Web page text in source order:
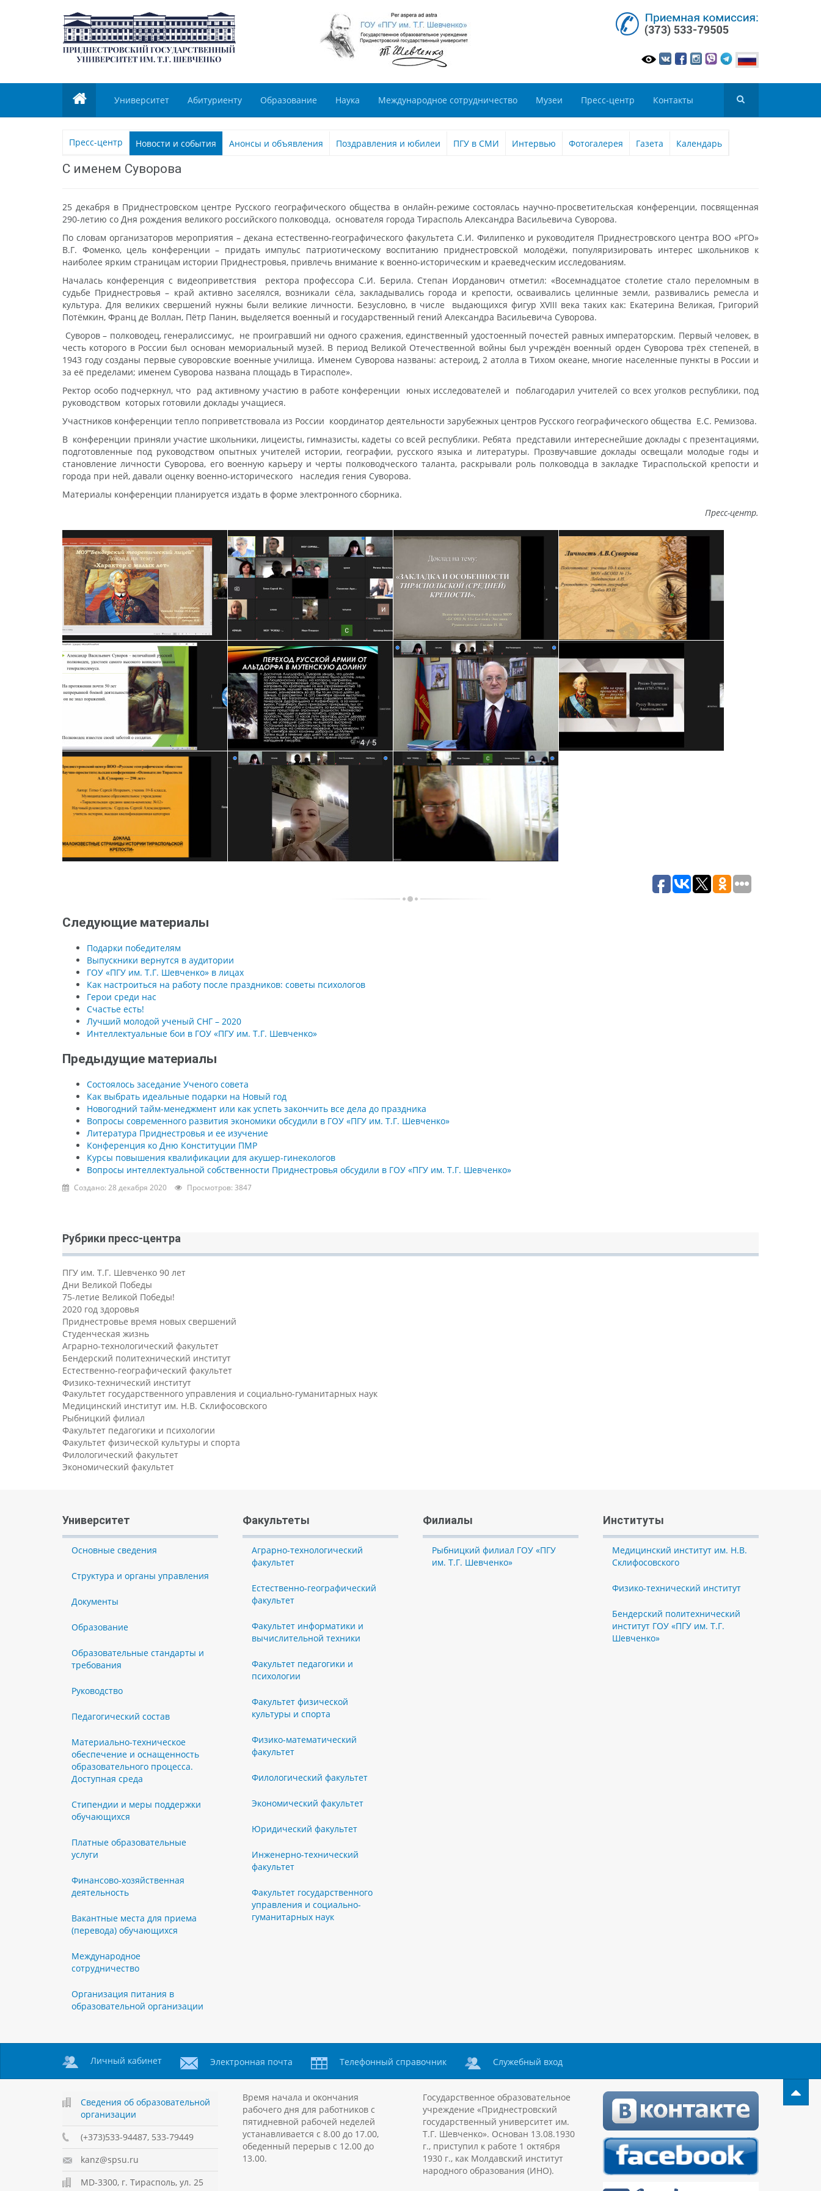
Университет Абитуриенту Образование Наука Международное сотрудничество Музеи Пресс-центр Контакты
Пресс-центр Новости и события Анонсы и объявления Поздравления и юбилеи ПГУ в СМИ Интервью Фотогалерея Газета Календарь
С именем Суворова
25 декабря в Приднестровском центре Русского географического общества в онлайн-режиме состоялась научно-просветительская конференции, посвященная
290-летию со Дня рождения великого российского полководца, основателя города Тирасполь Александра Васильевича Суворова.
По словам организаторов мероприятия – декана естественно-географического факультета С.И. Филипенко и руководителя Приднестровского центра ВОО «РГО»
В.Г. Фоменко, цель конференции – придать импульс патриотическому воспитанию приднестровской молодёжи, популяризировать интерес школьников к
наиболее ярким страницам истории Приднестровья, привлечь внимание к военно-историческим и краеведческим исследованиям.
Началась конференция с видеоприветствия ректора профессора С.И. Берила. Степан Иорданович отметил: «Восемнадцатое столетие стало переломным в
судьбе Приднестровья – край активно заселялся, возникали сёла, закладывались города и крепости, осваивались целинные земли, развивались ремесла и
культура. Для великих свершений нужны были великие личности. Безусловно, в числе выдающихся фигур XVIII века таких как: Екатерина Великая, Григорий
Потёмкин, Франц де Воллан, Пётр Панин, выделяется военный и государственный гений Александра Васильевича Суворова.
Суворов – полководец, генералиссимус, не проигравший ни одного сражения, единственный удостоенный почестей равных императорским. Первый человек, в
честь которого в России был основан мемориальный музей. В период Великой Отечественной войны был учреждён военный орден Суворова трёх степеней, в
1943 году созданы первые суворовские военные училища. Именем Суворова названы: астероид, 2 атолла в Тихом океане, многие населенные пункты в России и
за её пределами; именем Суворова названа площадь в Тирасполе».
Ректор особо подчеркнул, что рад активному участию в работе конференции юных исследователей и поблагодарил учителей со всех уголков республики, под
руководством которых готовили доклады учащиеся.
Участников конференции тепло поприветствовала из России координатор деятельности зарубежных центров Русского географического общества Е.С. Ремизова.
В конференции приняли участие школьники, лицеисты, гимназисты, кадеты со всей республики. Ребята представили интереснейшие доклады с презентациями,
подготовленные под руководством опытных учителей истории, географии, русского языка и литературы. Прозвучавшие доклады освещали молодые годы и
становление личности Суворова, его военную карьеру и черты полководческого таланта, раскрывали роль полководца в закладке Тираспольской крепости и
города при ней, давали оценку военно-исторического наследия гения Суворова.
Материалы конференции планируется издать в форме электронного сборника.
Пресс-центр.
Следующие материалы
Подарки победителям
Выпускники вернутся в аудитории
ГОУ «ПГУ им. Т.Г. Шевченко» в лицах
Как настроиться на работу после праздников: советы психологов
Герои среди нас
Счастье есть!
Лучший молодой ученый СНГ – 2020
Интеллектуальные бои в ГОУ «ПГУ им. Т.Г. Шевченко»
Предыдущие материалы
Состоялось заседание Ученого совета
Как выбрать идеальные подарки на Новый год
Новогодний тайм-менеджмент или как успеть закончить все дела до праздника
Вопросы современного развития экономики обсудили в ГОУ «ПГУ им. Т.Г. Шевченко»
Литература Приднестровья и ее изучение
Конференция ко Дню Конституции ПМР
Курсы повышения квалификации для акушер-гинекологов
Вопросы интеллектуальной собственности Приднестровья обсудили в ГОУ «ПГУ им. Т.Г. Шевченко»
Создано: 28 декабря 2020 Просмотров: 3847
Рубрики пресс-центра
ПГУ им. Т.Г. Шевченко 90 лет
Дни Великой Победы
75-летие Великой Победы!
2020 год здоровья
Приднестровье время новых свершений
Студенческая жизнь
Аграрно-технологический факультет
Бендерский политехнический институт
Естественно-географический факультет
Физико-технический институт
Факультет государственного управления и социально-гуманитарных наук
Медицинский институт им. Н.В. Склифосовского
Рыбницкий филиал
Факультет педагогики и психологии
Факультет физической культуры и спорта
Филологический факультет
Экономический факультет
Университет
Основные сведения
Структура и органы управления
Документы
Образование
Образовательные стандарты и
требования
Руководство
Педагогический состав
Материально-техническое
обеспечение и оснащенность
образовательного процесса.
Доступная среда
Стипендии и меры поддержки
обучающихся
Платные образовательные
услуги
Финансово-хозяйственная
деятельность
Вакантные места для приема
(перевода) обучающихся
Международное
сотрудничество
Организация питания в
образовательной организации
Факультеты
Аграрно-технологический
факультет
Естественно-географический
факультет
Факультет информатики и
вычислительной техники
Факультет педагогики и
психологии
Факультет физической
культуры и спорта
Физико-математический
факультет
Филологический факультет
Экономический факультет
Юридический факультет
Инженерно-технический
факультет
Факультет государственного
управления и социально-
гуманитарных наук
Филиалы
Рыбницкий филиал ГОУ «ПГУ
им. Т.Г. Шевченко»
Институты
Медицинский институт им. Н.В.
Склифосовского
Физико-технический институт
Бендерский политехнический
институт ГОУ «ПГУ им. Т.Г.
Шевченко»
Личный кабинет Электронная почта Телефонный справочник Служебный вход
Сведения об образовательной
организации
(+373)533-94487, 533-79449
kanz@spsu.ru
MD-3300, г. Тирасполь, ул. 25
Время начала и окончания
рабочего дня для работников с
пятидневной рабочей неделей
устанавливается с 8.00 до 17.00,
обеденный перерыв с 12.00 до
13.00.
Государственное образовательное
учреждение «Приднестровский
государственный университет им.
Т.Г. Шевченко». Основан 13.08.1930
г., приступил к работе 1 октября
1930 г., как Молдавский институт
народного образования (ИНО).